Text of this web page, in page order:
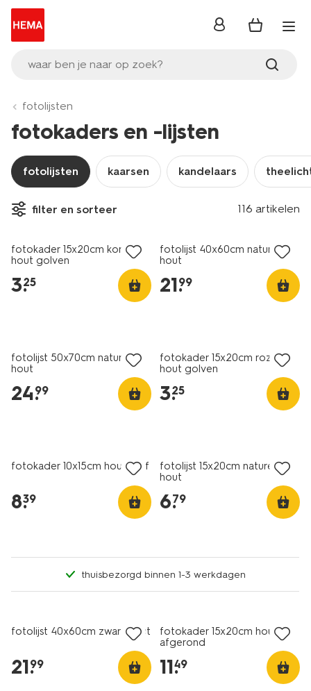
waar ben je naar op zoek?
inloggen
fotolijsten
fotokaders en -lijsten
fotolijsten kaarsen kandelaars
filter en sorteer 116 artikelen
fotokader 15x20cm koraal
hout golven
3.
25
fotolijst 40x60cm naturel
hout
21.
99
fotolijst 50x70cm naturel
hout
24.
99
fotokader 15x20cm roze
hout golven
3.
25
fotokader 10x15cm hout golf
8.
39
fotolijst 15x20cm naturel
hout
6.
79
thuisbezorgd binnen 1-3 werkdagen
fotolijst 40x60cm zwart hout
21.
99
fotokader 15x20cm hout
afgerond
11.
49